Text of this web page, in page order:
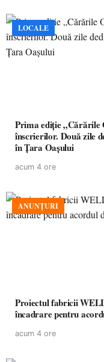
LOCALE
Prima ediție „Cărările
înscrierilor. Două zile
în Țara Oașului
acum 4 ore
ANUNȚURI
Proiectul fabricii
încadrare pentru
acum 4 ore